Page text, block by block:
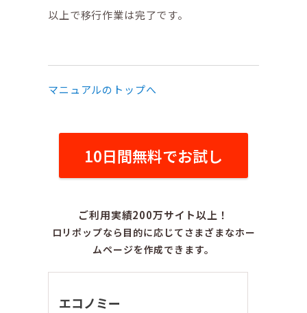
以上で移行作業は完了です。
マニュアルのトップへ
10日間無料でお試し
ご利用実績200万サイト以上！
ロリポップなら目的に応じてさまざまなホー
ムページを作成できます。
エコノミー